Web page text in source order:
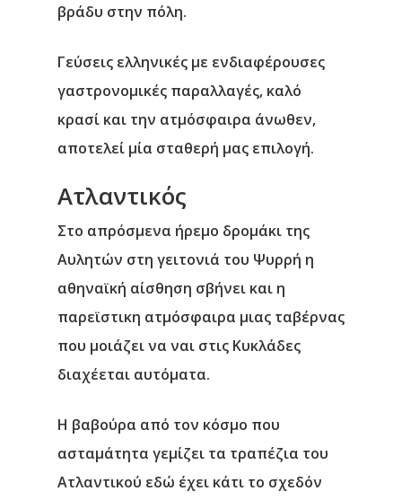
βράδυ στην πόλη.
Γεύσεις ελληνικές με ενδιαφέρουσες
γαστρονομικές παραλλαγές, καλό
κρασί και την ατμόσφαιρα άνωθεν,
αποτελεί μία σταθερή μας επιλογή.
Ατλαντικός
Στο απρόσμενα ήρεμο δρομάκι της
Αυλητών στη γειτονιά του Ψυρρή η
αθηναϊκή αίσθηση σβήνει και η
παρεϊστικη ατμόσφαιρα μιας ταβέρνας
που μοιάζει να ναι στις Κυκλάδες
διαχέεται αυτόματα.
Η βαβούρα από τον κόσμο που
ασταμάτητα γεμίζει τα τραπέζια του
Ατλαντικού εδώ έχει κάτι το σχεδόν
Επικοινωνία